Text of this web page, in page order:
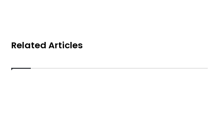
Related Articles